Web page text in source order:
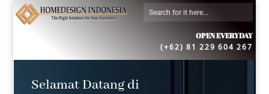
OPEN EVERYDAY
(+62) 81 229 604 267
Selamat Datang di